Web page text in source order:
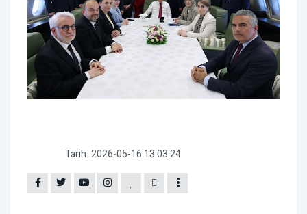
Tarih: 2026-05-16 13:03:24